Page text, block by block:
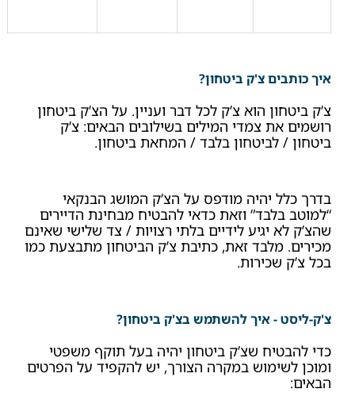
איך כותבים צ'ק ביטחון?
צ’ק ביטחון הוא צ’ק לכל דבר ועניין. על הצ’ק ביטחון
רושמים את צמדי המילים בשילובים הבאים: צ’ק
ביטחון / לביטחון בלבד / המחאת ביטחון.
בדרך כלל יהיה מודפס על הצ’ק המושג הבנקאי
“למוטב בלבד” וזאת כדאי להבטיח מבחינת הדיירים
שהצ’ק לא יגיע לידיים בלתי רצויות / צד שלישי שאינם
מכירים. מלבד זאת, כתיבת צ’ק הביטחון מתבצעת כמו
בכל צ’ק שכירות.
צ'ק-ליסט - איך להשתמש בצ'ק ביטחון?
כדי להבטיח שצ’ק ביטחון יהיה בעל תוקף משפטי
ומוכן לשימוש במקרה הצורך, יש להקפיד על הפרטים
הבאים: